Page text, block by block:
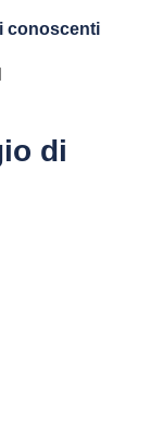
conoscenti
di